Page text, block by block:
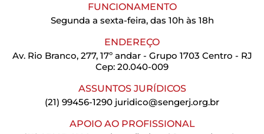
FUNCIONAMENTO
Segunda a sexta-feira, das 10h às 18h
ENDEREÇO
Av. Rio Branco, 277, 17º andar - Grupo 1703 Centro - RJ
Cep: 20.040-009
ASSUNTOS JURÍDICOS
(21) 99456-1290 juridico@sengerj.org.br
APOIO AO PROFISSIONAL